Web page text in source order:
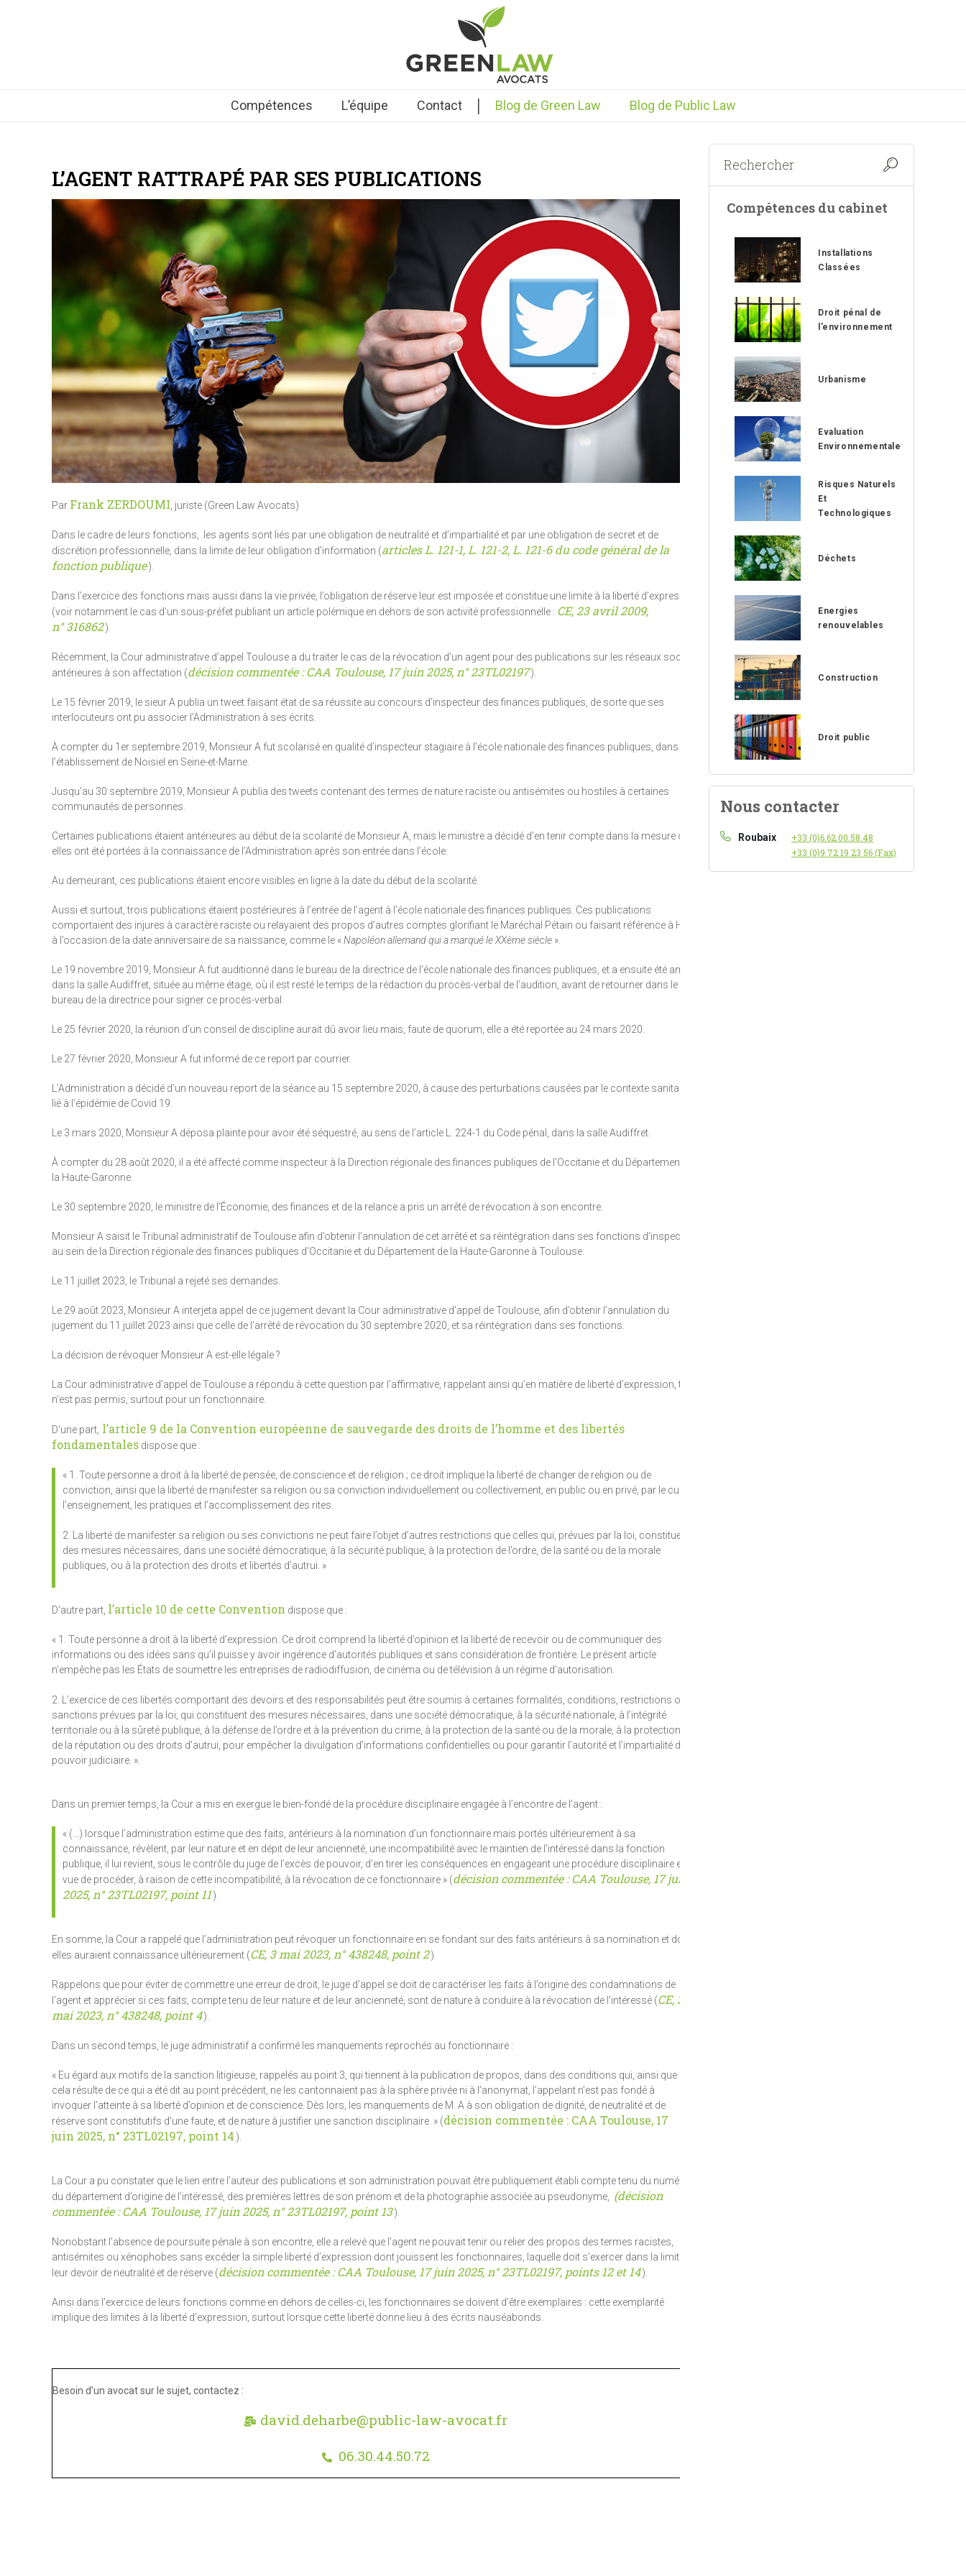
Compétences L’équipe Contact | Blog de Green Law Blog de Public Law
L’AGENT RATTRAPÉ PAR SES PUBLICATIONS
Par Frank ZERDOUMI , juriste (Green Law Avocats)
Dans le cadre de leurs fonctions, les agents sont liés par une obligation de neutralité et d’impartialité et par une obligation de secret et de
discrétion professionnelle, dans la limite de leur obligation d’information (articles L. 121-1, L. 121-2, L. 121-6 du code général de la
fonction publique).
Dans l’exercice des fonctions mais aussi dans la vie privée, l’obligation de réserve leur est imposée et constitue une limite à la liberté d’expression
(voir notamment le cas d’un sous-préfet publiant un article polémique en dehors de son activité professionnelle : CE, 23 avril 2009,
n° 316862).
Récemment, la Cour administrative d’appel Toulouse a du traiter le cas de la révocation d’un agent pour des publications sur les réseaux sociaux
antérieures à son affectation (décision commentée : CAA Toulouse, 17 juin 2025, n° 23TL02197).
Le 15 février 2019, le sieur A publia un tweet faisant état de sa réussite au concours d’inspecteur des finances publiques, de sorte que ses
interlocuteurs ont pu associer l’Administration à ses écrits.
À compter du 1er septembre 2019, Monsieur A fut scolarisé en qualité d’inspecteur stagiaire à l’école nationale des finances publiques, dans
l’établissement de Noisiel en Seine-et-Marne.
Jusqu’au 30 septembre 2019, Monsieur A publia des tweets contenant des termes de nature raciste ou antisémites ou hostiles à certaines
communautés de personnes.
Certaines publications étaient antérieures au début de la scolarité de Monsieur A, mais le ministre a décidé d’en tenir compte dans la mesure où
elles ont été portées à la connaissance de l’Administration après son entrée dans l’école.
Au demeurant, ces publications étaient encore visibles en ligne à la date du début de la scolarité.
Aussi et surtout, trois publications étaient postérieures à l’entrée de l’agent à l’école nationale des finances publiques. Ces publications
comportaient des injures à caractère raciste ou relayaient des propos d’autres comptes glorifiant le Maréchal Pétain ou faisant référence à Hitler,
à l’occasion de la date anniversaire de sa naissance, comme le «Napoléon allemand qui a marqué le XXème siècle ».
Le 19 novembre 2019, Monsieur A fut auditionné dans le bureau de la directrice de l’école nationale des finances publiques, et a ensuite été amené
dans la salle Audiffret, située au même étage, où il est resté le temps de la rédaction du procès-verbal de l’audition, avant de retourner dans le
bureau de la directrice pour signer ce procès-verbal.
Le 25 février 2020, la réunion d’un conseil de discipline aurait dû avoir lieu mais, faute de quorum, elle a été reportée au 24 mars 2020.
Le 27 février 2020, Monsieur A fut informé de ce report par courrier.
L’Administration a décidé d’un nouveau report de la séance au 15 septembre 2020, à cause des perturbations causées par le contexte sanitaire
lié à l’épidémie de Covid 19.
Le 3 mars 2020, Monsieur A déposa plainte pour avoir été séquestré, au sens de l’article L. 224-1 du Code pénal, dans la salle Audiffret.
À compter du 28 août 2020, il a été affecté comme inspecteur à la Direction régionale des finances publiques de l’Occitanie et du Département de
la Haute-Garonne.
Le 30 septembre 2020, le ministre de l’Économie, des finances et de la relance a pris un arrêté de révocation à son encontre.
Monsieur A saisit le Tribunal administratif de Toulouse afin d’obtenir l’annulation de cet arrêté et sa réintégration dans ses fonctions d’inspecteur
au sein de la Direction régionale des finances publiques d’Occitanie et du Département de la Haute-Garonne à Toulouse.
Le 11 juillet 2023, le Tribunal a rejeté ses demandes.
Le 29 août 2023, Monsieur A interjeta appel de ce jugement devant la Cour administrative d’appel de Toulouse, afin d’obtenir l’annulation du
jugement du 11 juillet 2023 ainsi que celle de l’arrêté de révocation du 30 septembre 2020, et sa réintégration dans ses fonctions.
La décision de révoquer Monsieur A est-elle légale ?
La Cour administrative d’appel de Toulouse a répondu à cette question par l’affirmative, rappelant ainsi qu’en matière de liberté d’expression, tout
n’est pas permis, surtout pour un fonctionnaire.
D’une part, l’article 9 de la Convention européenne de sauvegarde des droits de l’homme et des libertés
fondamentales dispose que :
« 1. Toute personne a droit à la liberté de pensée, de conscience et de religion ; ce droit implique la liberté de changer de religion ou de
conviction, ainsi que la liberté de manifester sa religion ou sa conviction individuellement ou collectivement, en public ou en privé, par le culte,
l’enseignement, les pratiques et l’accomplissement des rites.
2. La liberté de manifester sa religion ou ses convictions ne peut faire l’objet d’autres restrictions que celles qui, prévues par la loi, constituent
des mesures nécessaires, dans une société démocratique, à la sécurité publique, à la protection de l’ordre, de la santé ou de la morale
publiques, ou à la protection des droits et libertés d’autrui. »
D’autre part, l’article 10 de cette Convention dispose que :
« 1. Toute personne a droit à la liberté d’expression. Ce droit comprend la liberté d’opinion et la liberté de recevoir ou de communiquer des
informations ou des idées sans qu’il puisse y avoir ingérence d’autorités publiques et sans considération de frontière. Le présent article
n’empêche pas les États de soumettre les entreprises de radiodiffusion, de cinéma ou de télévision à un régime d’autorisation.
2. L’exercice de ces libertés comportant des devoirs et des responsabilités peut être soumis à certaines formalités, conditions, restrictions ou
sanctions prévues par la loi, qui constituent des mesures nécessaires, dans une société démocratique, à la sécurité nationale, à l’intégrité
territoriale ou à la sûreté publique, à la défense de l’ordre et à la prévention du crime, à la protection de la santé ou de la morale, à la protection
de la réputation ou des droits d’autrui, pour empêcher la divulgation d’informations confidentielles ou pour garantir l’autorité et l’impartialité du
pouvoir judiciaire. ».
Dans un premier temps, la Cour a mis en exergue le bien-fondé de la procédure disciplinaire engagée à l’encontre de l’agent :
« (…) lorsque l’administration estime que des faits, antérieurs à la nomination d’un fonctionnaire mais portés ultérieurement à sa
connaissance, révèlent, par leur nature et en dépit de leur ancienneté, une incompatibilité avec le maintien de l’intéressé dans la fonction
publique, il lui revient, sous le contrôle du juge de l’excès de pouvoir, d’en tirer les conséquences en engageant une procédure disciplinaire en
vue de procéder, à raison de cette incompatibilité, à la révocation de ce fonctionnaire » (décision commentée : CAA Toulouse, 17 juin
2025, n° 23TL02197, point 11).
En somme, la Cour a rappelé que l’administration peut révoquer un fonctionnaire en se fondant sur des faits antérieurs à sa nomination et dont
elles auraient connaissance ultérieurement (CE, 3 mai 2023, n° 438248, point 2).
Rappelons que pour éviter de commettre une erreur de droit, le juge d’appel se doit de caractériser les faits à l’origine des condamnations de
l’agent et apprécier si ces faits, compte tenu de leur nature et de leur ancienneté, sont de nature à conduire à la révocation de l’intéressé (CE, 3
mai 2023, n° 438248, point 4).
Dans un second temps, le juge administratif a confirmé les manquements reprochés au fonctionnaire :
« Eu égard aux motifs de la sanction litigieuse, rappelés au point 3, qui tiennent à la publication de propos, dans des conditions qui, ainsi que
cela résulte de ce qui a été dit au point précédent, ne les cantonnaient pas à la sphère privée ni à l’anonymat, l’appelant n’est pas fondé à
invoquer l’atteinte à sa liberté d’opinion et de conscience. Dès lors, les manquements de M. A à son obligation de dignité, de neutralité et de
réserve sont constitutifs d’une faute, et de nature à justifier une sanction disciplinaire » (décision commentée : CAA Toulouse, 17
juin 2025, n° 23TL02197, point 14 ).
La Cour a pu constater que le lien entre l’auteur des publications et son administration pouvait être publiquement établi compte tenu du numéro
du département d’origine de l’intéressé, des premières lettres de son prénom et de la photographie associée au pseudonyme, (décision
commentée : CAA Toulouse, 17 juin 2025, n° 23TL02197, point 13).
Nonobstant l’absence de poursuite pénale à son encontre, elle a relevé que l’agent ne pouvait tenir ou relier des propos des termes racistes,
antisémites ou xénophobes sans excéder la simple liberté d’expression dont jouissent les fonctionnaires, laquelle doit s’exercer dans la limite de
leur devoir de neutralité et de réserve (décision commentée : CAA Toulouse, 17 juin 2025, n° 23TL02197, points 12 et 14).
Ainsi dans l’exercice de leurs fonctions comme en dehors de celles-ci, les fonctionnaires se doivent d’être exemplaires : cette exemplarité
implique des limites à la liberté d’expression, surtout lorsque cette liberté donne lieu à des écrits nauséabonds.
Besoin d’un avocat sur le sujet, contactez :
david.deharbe@public-law-avocat.fr
06.30.44.50.72
Compétences du cabinet
Installations
Classées
Droit pénal de
l’environnement
Urbanisme
Evaluation
Environnementale
Risques Naturels
Et
Technologiques
Déchets
Energies
renouvelables
Construction
Droit public
Nous contacter
Roubaix
+33 (0)6.62.00.58.48
+33 (0)9 72 19 23 56 (Fax)